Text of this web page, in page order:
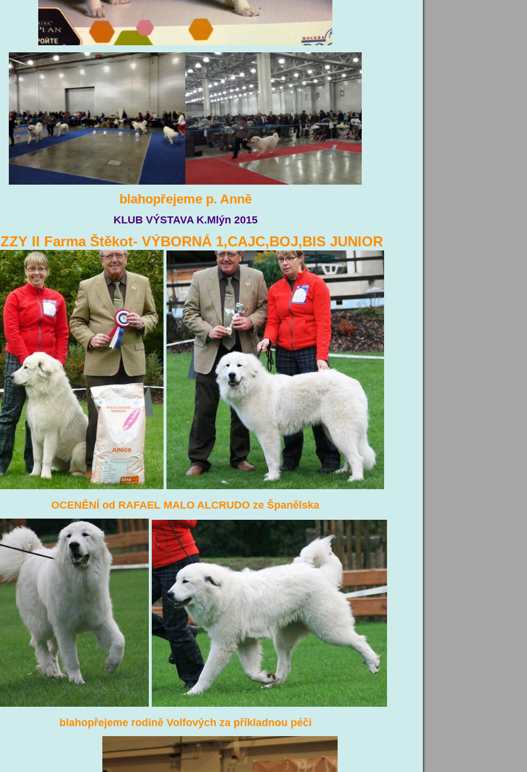
blahopřejeme p. Anně
KLUB VÝSTAVA K.Mlýn 2015
II Farma Štěkot- VÝBORNÁ 1,CAJC,BOJ,BIS JUNIOR
OCENĚNÍ od RAFAEL MALO ALCRUDO ze Španělska
blahopřejeme rodině Volfových za příkladnou péči